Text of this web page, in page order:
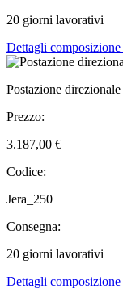
20 giorni lavorativi
Dettagli composizione
Postazione direzionale
Prezzo:
3.187,00 €
Codice:
Jera_250
Consegna:
20 giorni lavorativi
Dettagli composizione